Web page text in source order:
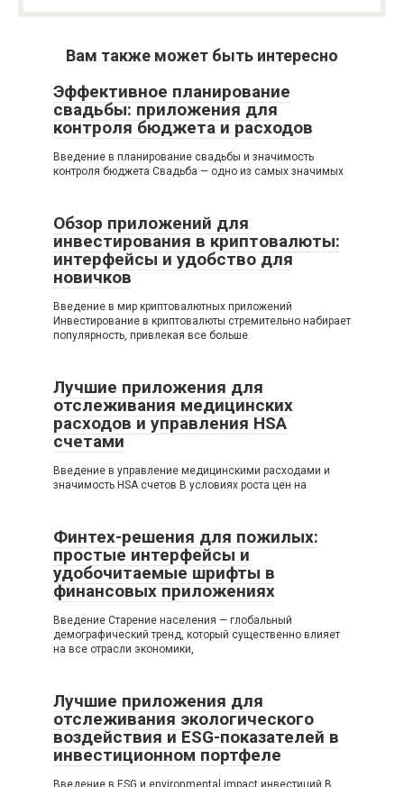
Вам также может быть интересно
Эффективное планирование
свадьбы: приложения для
контроля бюджета и расходов
Введение в планирование свадьбы и значимость
контроля бюджета Свадьба — одно из самых значимых
Обзор приложений для
инвестирования в криптовалюты:
интерфейсы и удобство для
новичков
Введение в мир криптовалютных приложений
Инвестирование в криптовалюты стремительно набирает
популярность, привлекая все больше
Лучшие приложения для
отслеживания медицинских
расходов и управления HSA
счетами
Введение в управление медицинскими расходами и
значимость HSA счетов В условиях роста цен на
Финтех-решения для пожилых:
простые интерфейсы и
удобочитаемые шрифты в
финансовых приложениях
Введение Старение населения — глобальный
демографический тренд, который существенно влияет
на все отрасли экономики,
Лучшие приложения для
отслеживания экологического
воздействия и ESG-показателей в
инвестиционном портфеле
Введение в ESG и environmental impact инвестиций В